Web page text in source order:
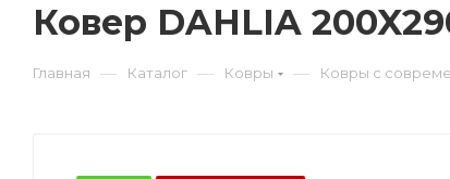
Ковер DAHLIA
Главная — Каталог — Ковры — Ковры с